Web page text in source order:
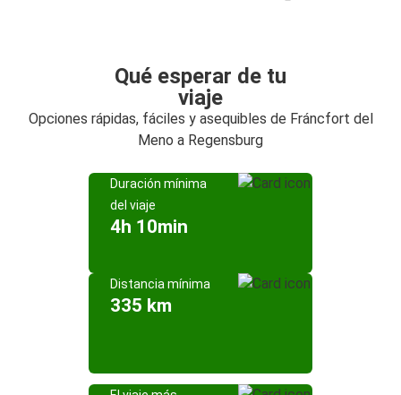
Qué esperar de tu
viaje
Opciones rápidas, fáciles y asequibles de Fráncfort del
Meno a Regensburg
Duración mínima
del viaje
4h 10min
Distancia mínima
335 km